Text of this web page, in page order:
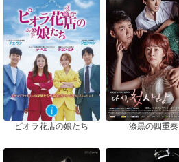
ピオラ花店の娘たち 漆黒の四重奏